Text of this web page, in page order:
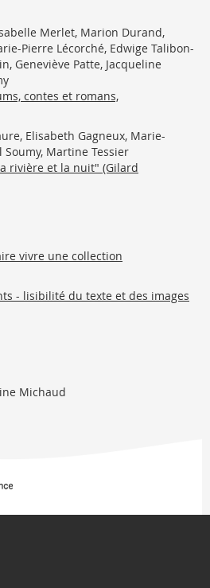
Merlet, Marion Durand,
Pierre Lécorché, Edwige Talibon-
Geneviève Patte, Jacqueline
contes et romans,
Elisabeth Gagneux, Marie-
Soumy, Martine Tessier
rivière et la nuit" (Gilard
vivre une collection
- lisibilité du texte et des images
Michaud